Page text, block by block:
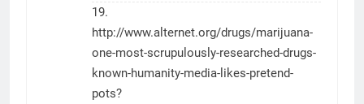
19.
http://www.alternet.org/drugs/marijuana-
one-most-scrupulously-researched-drugs-
known-humanity-media-likes-pretend-
pots?